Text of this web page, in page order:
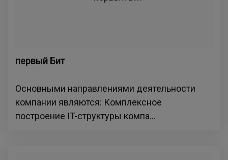
первый Бит
Основными направлениями деятельности
компании являются: Комплексное
построение IT-структуры компа...